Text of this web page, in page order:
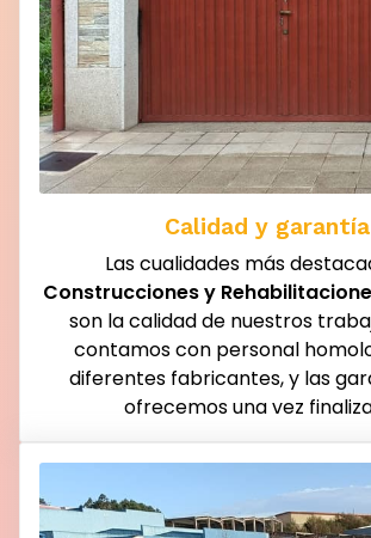
Calidad y garantía
Las cualidades más
Construcciones y
son la calidad de nuestros
contamos con personal
diferentes fabricantes, y las
ofrecemos una vez